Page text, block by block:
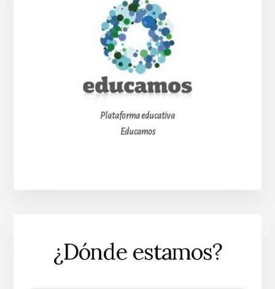
Plataforma educativa
Educamos
¿Dónde estamos?